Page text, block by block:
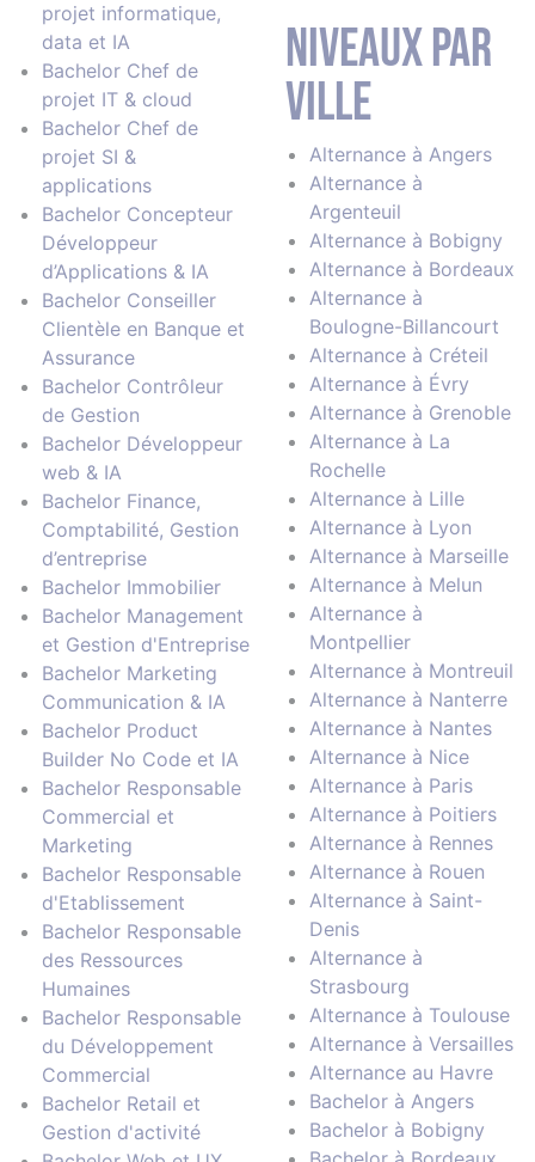
projet informatique,
data et IA
Bachelor Chef de
projet IT & cloud
Bachelor Chef de
projet SI &
applications
Bachelor Concepteur
Développeur
d’Applications & IA
Bachelor Conseiller
Clientèle en Banque et
Assurance
Bachelor Contrôleur
de Gestion
Bachelor Développeur
web & IA
Bachelor Finance,
Comptabilité, Gestion
d’entreprise
Bachelor Immobilier
Bachelor Management
et Gestion d'Entreprise
Bachelor Marketing
Communication & IA
Bachelor Product
Builder No Code et IA
Bachelor Responsable
Commercial et
Marketing
Bachelor Responsable
d'Etablissement
Bachelor Responsable
des Ressources
Humaines
Bachelor Responsable
du Développement
Commercial
Bachelor Retail et
Gestion d'activité
Niveaux par
ville
Alternance à Angers
Alternance à
Argenteuil
Alternance à Bobigny
Alternance à Bordeaux
Alternance à
Boulogne-Billancourt
Alternance à Créteil
Alternance à Évry
Alternance à Grenoble
Alternance à La
Rochelle
Alternance à Lille
Alternance à Lyon
Alternance à Marseille
Alternance à Melun
Alternance à
Montpellier
Alternance à Montreuil
Alternance à Nanterre
Alternance à Nantes
Alternance à Nice
Alternance à Paris
Alternance à Poitiers
Alternance à Rennes
Alternance à Rouen
Alternance à Saint-
Denis
Alternance à
Strasbourg
Alternance à Toulouse
Alternance à Versailles
Alternance au Havre
Bachelor à Angers
Bachelor à Bobigny